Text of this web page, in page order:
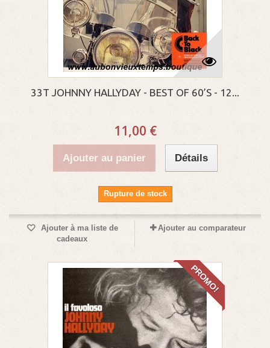
33T JOHNNY HALLYDAY - BEST OF 60’S - 12...
11,00 €
Ajouter au panier Détails
Rupture de stock
Ajouter à ma liste de
cadeaux
Ajouter au comparateur
PROMO!